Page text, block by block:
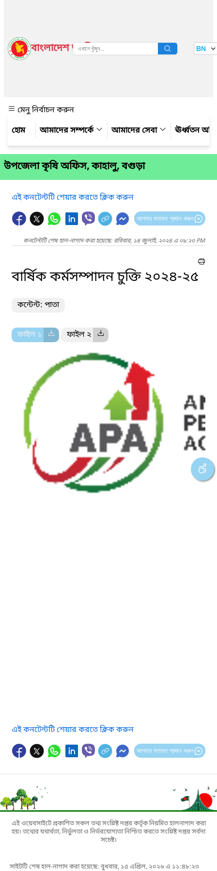
বাংলাদেশ জাতীয় তথ্য বাতায়ন BN
মেনু নির্বাচন করুন
আমাদের সম্পর্কে
আমাদের সেবা ঊর্ধ্বতন
উপজেলা কৃষি অফিস, কাহালু, বগুড়া
এই কনটেন্টটি শেয়ার করতে ক্লিক করুন
আপনার মতামত প্রদান করুন
কনটেন্টটি শেষ হাল-নাগাদ করা হয়েছে: রবিবার, ১৪ জুলাই, ২০২৪ এ ০৯:২৩ PM
বার্ষিক কর্মসম্পাদন চুক্তি ২০২৪-২৫
কন্টেন্ট: পাতা
ফাইল ১ ফাইল ২
এই কনটেন্টটি শেয়ার করতে ক্লিক করুন
আপনার মতামত প্রদান করুন
এই ওয়েবসাইটে প্রকাশিত সকল তথ্য সংশ্লিষ্ট দপ্তর কর্তৃক নিয়মিত হালনাগাদ করা
হয়। তথ্যের যথার্থতা, নির্ভুলতা ও নির্ভরযোগ্যতা নিশ্চিত করতে সংশ্লিষ্ট দপ্তর সর্বদা
সচেষ্ট।
সাইটটি শেষ হাল-নাগাদ করা হয়েছে: বুধবার, ১৫ এপ্রিল, ২০২৬ এ ১১:৪৮:২৩